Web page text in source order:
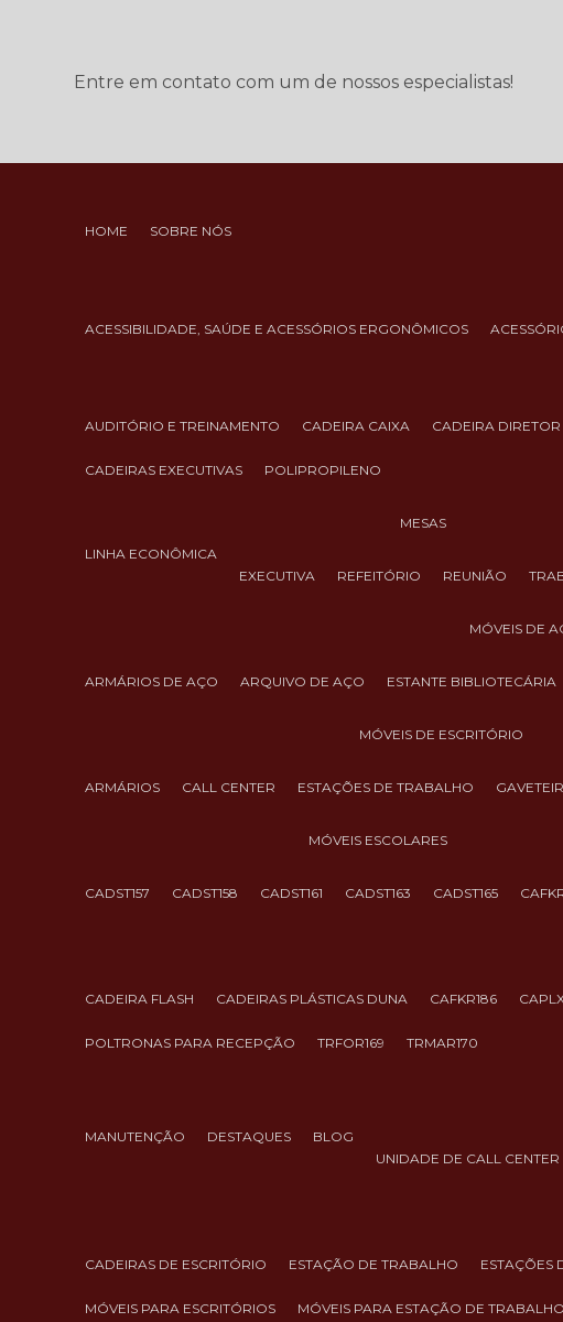
Entre em contato com um de nossos especialistas!
HOME SOBRE NÓS
ACESSIBILIDADE, SAÚDE E ACESSÓRIOS ERGONÔMICOS
AUDITÓRIO E TREINAMENTO CADEIRA CAIXA CADEIRA DIRETOR
CADEIRAS EXECUTIVAS POLIPROPILENO
LINHA ECONÔMICA
MESAS
EXECUTIVA REFEITÓRIO REUNIÃO
MÓVEIS DE
ARMÁRIOS DE AÇO ARQUIVO DE AÇO ESTANTE BIBLIOTECÁRIA
MÓVEIS DE ESCRITÓRIO
ARMÁRIOS CALL CENTER ESTAÇÕES DE TRABALHO
MÓVEIS ESCOLARES
CADST157 CADST158 CADST161 CADST163 CADST165
CADEIRA FLASH CADEIRAS PLÁSTICAS DUNA CAFKR186
POLTRONAS PARA RECEPÇÃO TRFOR169 TRMAR170
MANUTENÇÃO DESTAQUES BLOG
UNIDADE DE CALL CENTER
CADEIRAS DE ESCRITÓRIO ESTAÇÃO DE TRABALHO
MÓVEIS PARA ESCRITÓRIOS MÓVEIS PARA ESTAÇÃO DE TRABALHO